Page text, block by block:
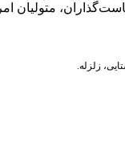
متولیان
زلزله.